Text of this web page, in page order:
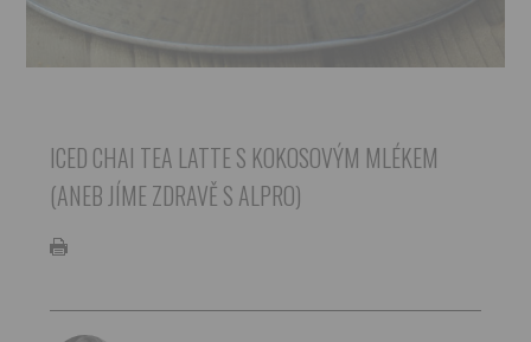
ICED CHAI TEA LATTE S KOKOSOVÝM MLÉKEM
(ANEB JÍME ZDRAVĚ S ALPRO)